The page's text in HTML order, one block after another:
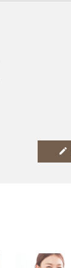
edit